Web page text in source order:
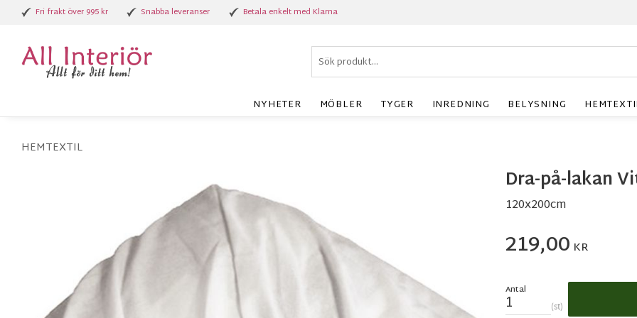
Fri frakt över 995 kr Snabba leveranser Betala enkelt med Klarna
NYHETER MÖBLER TYGER INREDNING BELYSNING
HEMTEXTIL
Dra-på-lakan
120x200cm
219,00 KR
Antal
st